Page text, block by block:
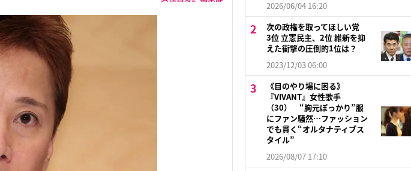
2026/06/04 16:20
次の政権を取ってほしい党
3位 立憲民主、2位 維新を抑
えた衝撃の圧倒的1位は？
2023/12/03 06:00
《目のやり場に困る》
『VIVANT』女性歌手
（30） “胸元ぽっかり”服
にファン騒然…ファッション
でも貫く“オルタナティブス
タイル”
2026/08/07 17:10